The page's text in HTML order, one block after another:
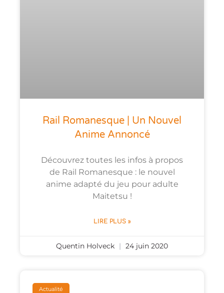
Rail Romanesque | Un Nouvel
Anime Annoncé
Découvrez toutes les infos à propos
de Rail Romanesque : le nouvel
anime adapté du jeu pour adulte
Maitetsu !
LIRE PLUS »
Quentin Holveck 24 juin 2020
Actualité